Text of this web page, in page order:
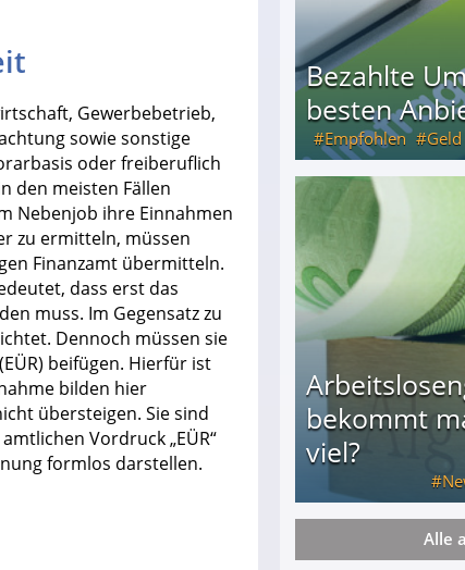
Gewerbebetrieb,
sowie sonstige
oder freiberuflich
den meisten Fällen
Nebenjob ihre Einnahmen
zu ermitteln, müssen
Finanzamt übermitteln.
dass erst das
muss. Im Gegensatz zu
Dennoch müssen sie
beifügen. Hierfür ist
bilden hier
übersteigen. Sie sind
Vordruck „EÜR“
formlos darstellen.
Bezahlte
besten
Empfohlen
- Die besten Anbieter
bekommt
viel?
Wofür bekommt man es und wie viel?
Alle